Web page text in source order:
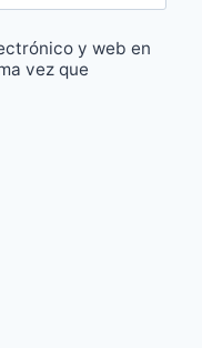
y web en
vez que